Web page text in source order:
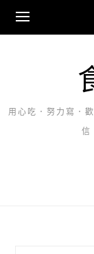
content
用心吃．努力寫．